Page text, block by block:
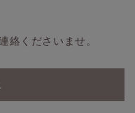
絡くださいませ。